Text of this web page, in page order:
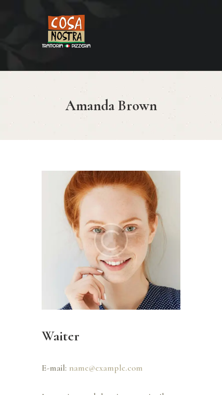
Amanda Brown
HOME
COSA NOSTRA
MENÚ
RESERVAR
CONTACTO
Waiter
E-mail: name@example.com